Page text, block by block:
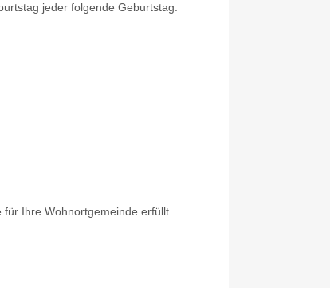
jeder folgende Geburtstag.
Ihre Wohnortgemeinde erfüllt.